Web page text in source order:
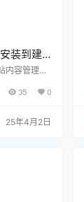
装到建
内容管理系
网、甚至电
整的网站，
解析使用W
35 0
25年4月2日